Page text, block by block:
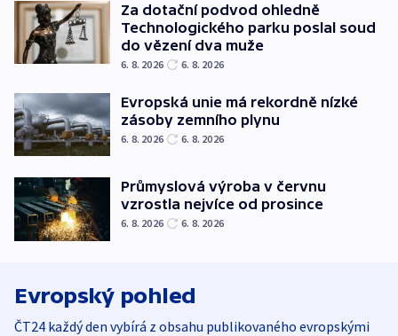
Za dotační podvod ohledně
Technologického parku poslal soud
do vězení dva muže
6. 8. 2026 6. 8. 2026
Evropská unie má rekordně nízké
zásoby zemního plynu
6. 8. 2026 6. 8. 2026
Průmyslová výroba v červnu
vzrostla nejvíce od prosince
6. 8. 2026 6. 8. 2026
Evropský pohled
ČT24 každý den vybírá z obsahu publikovaného evropskými